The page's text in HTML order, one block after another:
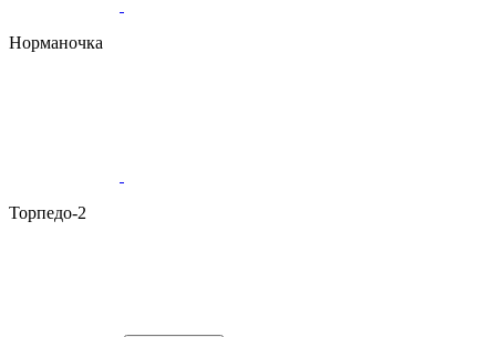
Норманочка
Торпедо-2